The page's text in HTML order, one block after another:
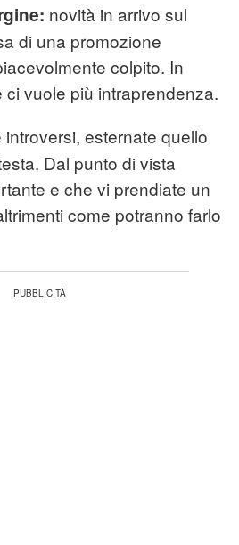
novità in arrivo sul
di una promozione
colpito. In
vuole più intraprendenza.
introversi, esternate quello
Dal punto di vista
e che vi prendiate un
come potranno farlo